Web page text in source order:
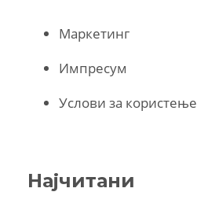
Маркетинг
Импресум
Услови за користење
Најчитани